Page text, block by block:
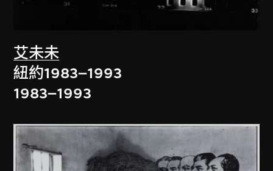
艾未未
紐約1983–1993
1983–1993